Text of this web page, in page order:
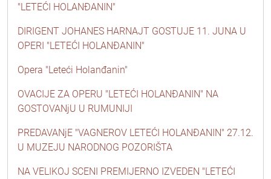
"LETEĆI HOLANĐANIN"
DIRIGENT JOHANES HARNAJT GOSTUJE 11. JUNA U
OPERI "LETEĆI HOLANĐANIN"
Opera "Leteći Holanđanin"
OVACIJE ZA OPERU "LETEĆI HOLANĐANIN" NA
GOSTOVANjU U RUMUNIJI
PREDAVANjE "VAGNEROV LETEĆI HOLANĐANIN" 27.12.
U MUZEJU NARODNOG POZORIŠTA
NA VELIKOJ SCENI PREMIJERNO IZVEDEN "LETEĆI